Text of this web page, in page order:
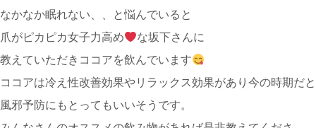
なかなか眠れない、、と悩んでいると
爪がピカピカ女子力高め
な坂下さんに
教えていただきココアを飲んでいます
ココアは冷え性改善効果やリラックス効果があり今の時期だと
風邪予防にもとってもいいそうです。